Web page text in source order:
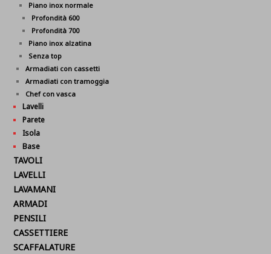
Piano inox normale
Profondità 600
Profondità 700
Piano inox alzatina
Senza top
Armadiati con cassetti
Armadiati con tramoggia
Chef con vasca
Lavelli
Parete
Isola
Base
TAVOLI
LAVELLI
LAVAMANI
ARMADI
PENSILI
CASSETTIERE
SCAFFALATURE